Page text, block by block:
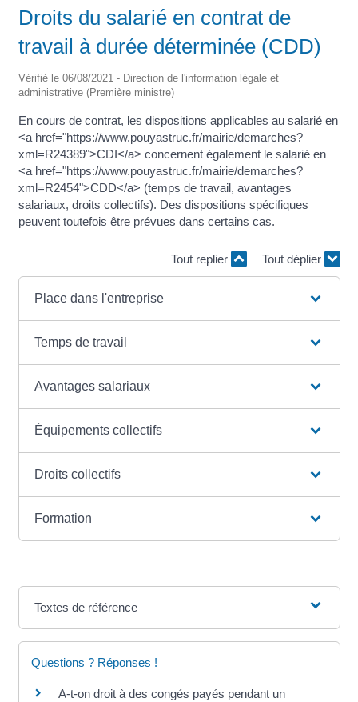
Droits du salarié en contrat de
travail à durée déterminée (CDD)
Vérifié le 06/08/2021 - Direction de l'information légale et
administrative (Première ministre)
En cours de contrat, les dispositions applicables au salarié en
<a href="https://www.pouyastruc.fr/mairie/demarches?
xml=R24389">CDI</a> concernent également le salarié en
<a href="https://www.pouyastruc.fr/mairie/demarches?
xml=R2454">CDD</a> (temps de travail, avantages
salariaux, droits collectifs). Des dispositions spécifiques
peuvent toutefois être prévues dans certains cas.
Tout replier Tout déplier
Place dans l'entreprise
Temps de travail
Avantages salariaux
Équipements collectifs
Droits collectifs
Formation
Textes de référence
Questions ? Réponses !
A-t-on droit à des congés payés pendant un